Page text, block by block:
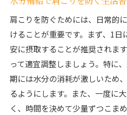
肩こりを防ぐためには、日常的
けることが重要です。まず、1日
安に摂取することが推奨されま
って適宜調整しましょう。特に
期には水分の消耗が激しいため
るようにします。また、一度に
く、時間を決めて少量ずつこま